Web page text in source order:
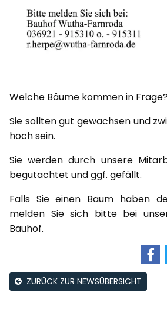
Welche Bäume kommen in
Sie sollten gut gewachsen und
hoch sein.
Sie werden durch unsere
begutachtet und ggf. gefällt.
Falls Sie einen Baum haben
melden Sie sich bitte bei
Bauhof.
ZURÜCK ZUR NEWSÜBERSICHT